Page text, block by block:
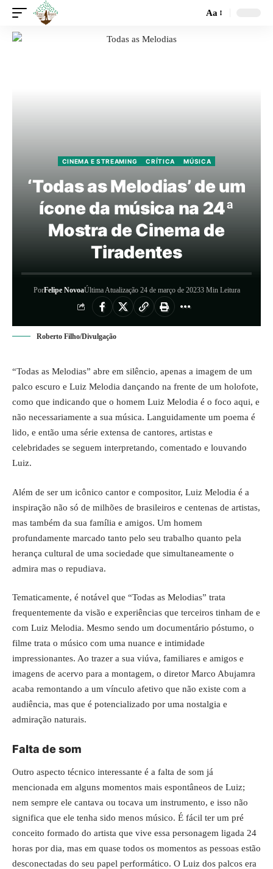
Aa
CINEMA E STREAMING CRÍTICA MÚSICA
‘Todas as Melodias’ de um
ícone da música na 24ª
Mostra de Cinema de
Tiradentes
PorFelipe NovoaÚltima Atualização 24 de março de 20233 Min Leitura
Roberto Filho/Divulgação
“Todas as Melodias” abre em silêncio, apenas a imagem de um
palco escuro e Luiz Melodia dançando na frente de um holofote,
como que indicando que o homem Luiz Melodia é o foco aqui, e
não necessariamente a sua música. Languidamente um poema é
lido, e então uma série extensa de cantores, artistas e
celebridades se seguem interpretando, comentado e louvando
Luiz.
Além de ser um icônico cantor e compositor, Luiz Melodia é a
inspiração não só de milhões de brasileiros e centenas de artistas,
mas também da sua família e amigos. Um homem
profundamente marcado tanto pelo seu trabalho quanto pela
herança cultural de uma sociedade que simultaneamente o
admira mas o repudiava.
Tematicamente, é notável que “Todas as Melodias” trata
frequentemente da visão e experiências que terceiros tinham de e
com Luiz Melodia. Mesmo sendo um documentário póstumo, o
filme trata o músico com uma nuance e intimidade
impressionantes. Ao trazer a sua viúva, familiares e amigos e
imagens de acervo para a montagem, o diretor Marco Abujamra
acaba remontando a um vínculo afetivo que não existe com a
audiência, mas que é potencializado por uma nostalgia e
admiração naturais.
Falta de som
Outro aspecto técnico interessante é a falta de som já
mencionada em alguns momentos mais espontâneos de Luiz;
nem sempre ele cantava ou tocava um instrumento, e isso não
significa que ele tenha sido menos músico. É fácil ter um pré
conceito formado do artista que vive essa personagem ligada 24
horas por dia, mas em quase todos os momentos as pessoas estão
desconectadas do seu papel performático. O Luiz dos palcos era